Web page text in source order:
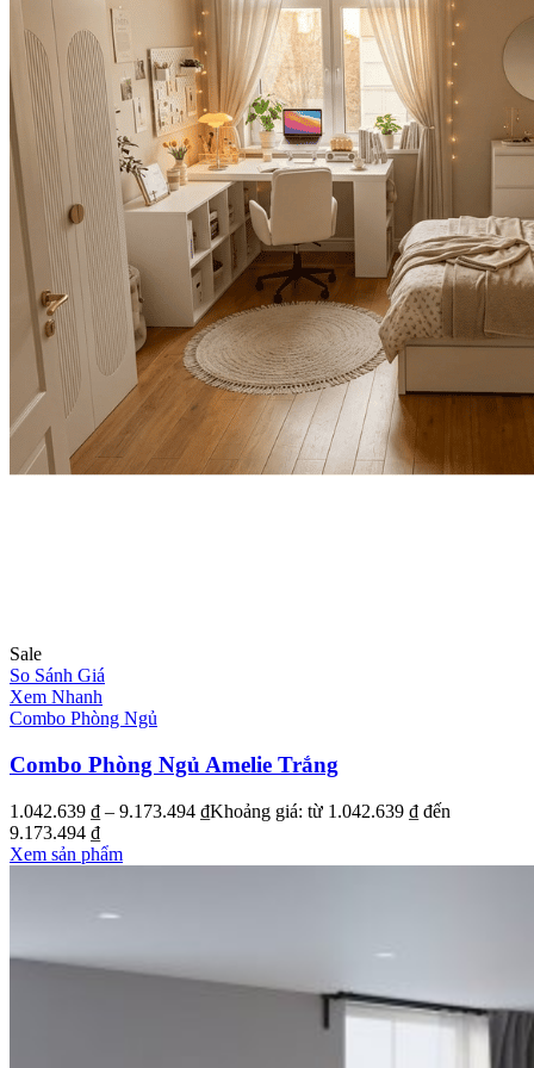
Sale
So Sánh Giá
Xem Nhanh
Combo Phòng Ngủ
Combo Phòng Ngủ Amelie Trắng
1.042.639 ₫ – 9.173.494 ₫Khoảng giá: từ 1.042.639 ₫ đến
9.173.494 ₫
Xem sản phẩm